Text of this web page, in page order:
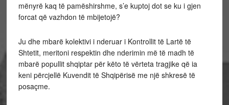
mënyrë kaq të pamëshirshme, s’e kuptoj dot se ku i gjen
forcat që vazhdon të mbijetojë?
Ju dhe mbarë kolektivi i nderuar i Kontrollit të Lartë të
Shtetit, meritoni respektin dhe nderimin më të madh të
mbarë popullit shqiptar për këto të vërteta tragjike që ia
keni përcjellë Kuvendit të Shqipërisë me një shkresë të
posaçme.